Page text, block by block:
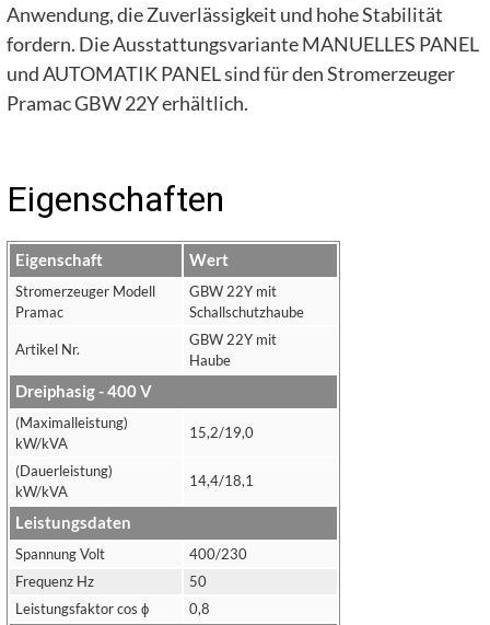
Anwendung, die Zuverlässigkeit und hohe Stabilität
fordern. Die Ausstattungsvariante MANUELLES PANEL
und AUTOMATIK PANEL sind für den Stromerzeuger
Pramac GBW 22Y erhältlich.
Eigenschaften
Eigenschaft Wert
Stromerzeuger Modell
Pramac
GBW 22Y mit
Schallschutzhaube
Artikel Nr.
GBW 22Y mit
Haube
Dreiphasig - 400 V
(Maximalleistung)
kW/kVA
15,2/19,0
(Dauerleistung)
kW/kVA
14,4/18,1
Leistungsdaten
Spannung Volt
400/230
Frequenz Hz
50
Leistungsfaktor cos ϕ
0,8